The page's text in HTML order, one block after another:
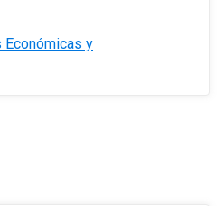
Económicas y